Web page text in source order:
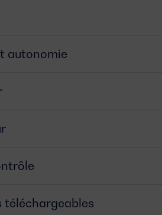
autonomie
téléchargeables